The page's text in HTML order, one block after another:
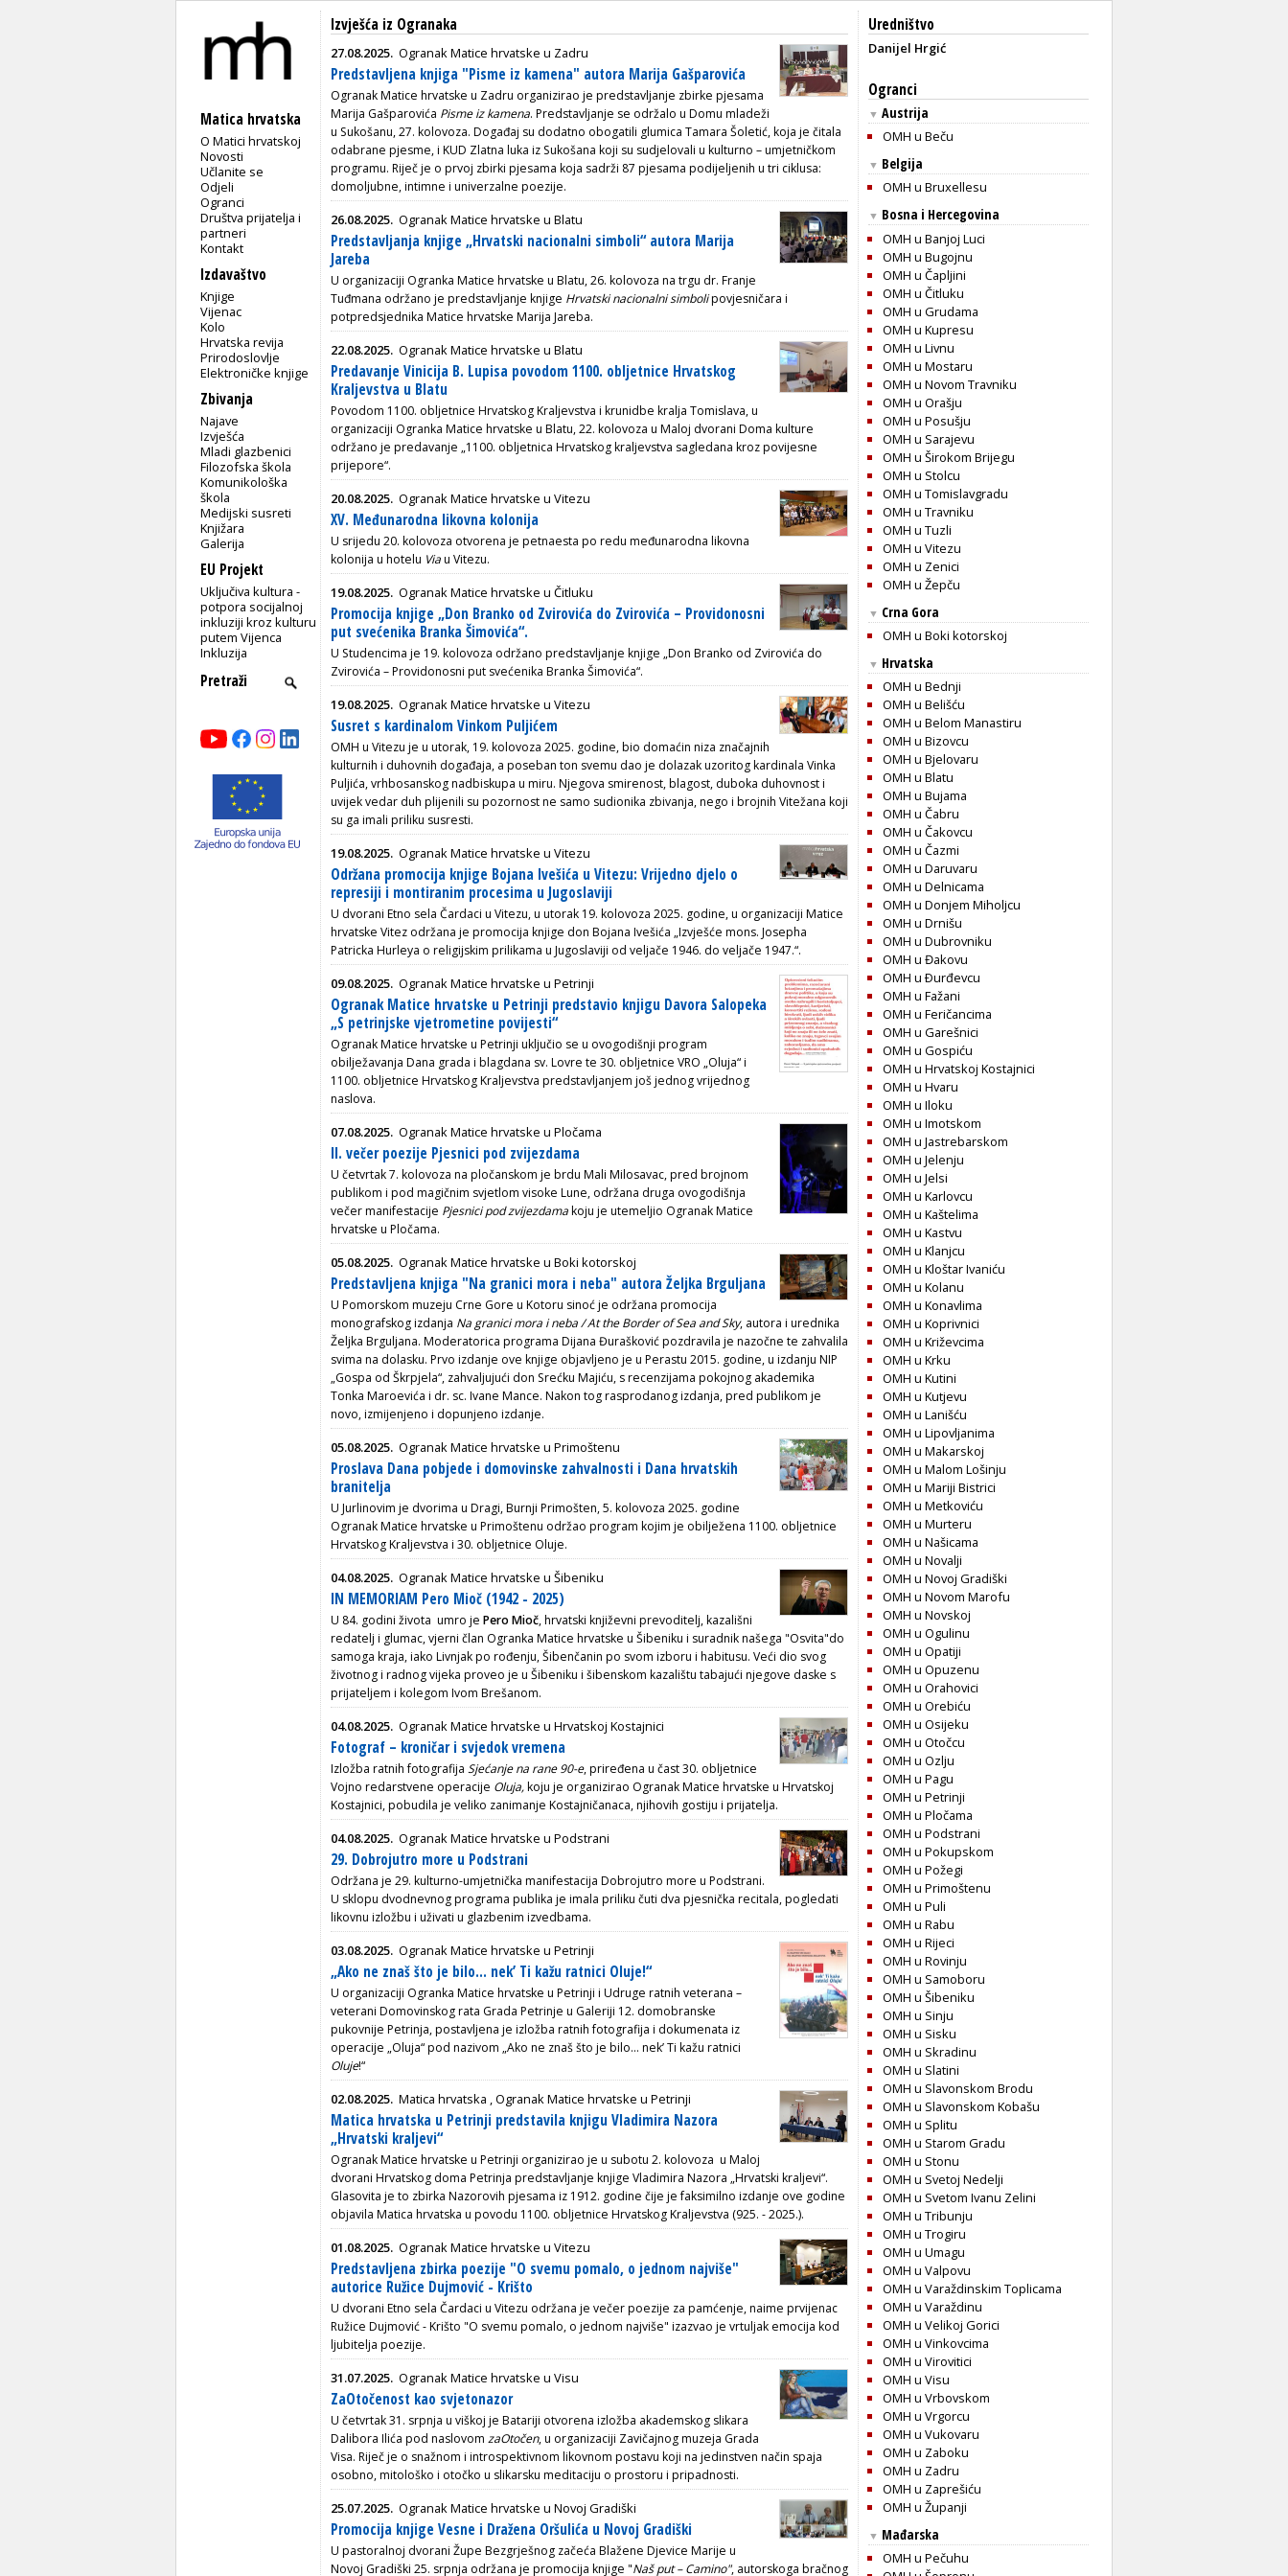
Matica hrvatska
O Matici hrvatskoj
Novosti
Učlanite se
Odjeli
Ogranci
Društva prijatelja i
partneri
Kontakt
Izdavaštvo
Knjige
Vijenac
Kolo
Hrvatska revija
Prirodoslovlje
Elektroničke knjige
Zbivanja
Najave
Izvješća
Mladi glazbenici
Filozofska škola
Komunikološka
škola
Medijski susreti
Knjižara
Galerija
EU Projekt
Uključiva kultura -
potpora socijalnoj
inkluziji kroz kulturu
putem Vijenca
Inkluzija
Izvješća iz Ogranaka
27.08.2025. Ogranak Matice hrvatske u Zadru
Predstavljena knjiga "Pisme iz kamena" autora Marija Gašparovića
Ogranak Matice hrvatske u Zadru organizirao je predstavljanje zbirke pjesama
Marija Gašparovića Pisme iz kamena. Predstavljanje se održalo u Domu mladeži
u Sukošanu, 27. kolovoza. Događaj su dodatno obogatili glumica Tamara Šoletić, koja je čitala
odabrane pjesme, i KUD Zlatna luka iz Sukošana koji su sudjelovali u kulturno – umjetničkom
programu. Riječ je o prvoj zbirki pjesama koja sadrži 87 pjesama podijeljenih u tri ciklusa:
domoljubne, intimne i univerzalne poezije.
26.08.2025. Ogranak Matice hrvatske u Blatu
Predstavljanja knjige „Hrvatski nacionalni simboli“ autora Marija
Jareba
U organizaciji Ogranka Matice hrvatske u Blatu, 26. kolovoza na trgu dr. Franje
Tuđmana održano je predstavljanje knjige Hrvatski nacionalni simbolipovjesničara i
potpredsjednika Matice hrvatske Marija Jareba.
22.08.2025. Ogranak Matice hrvatske u Blatu
Predavanje Vinicija B. Lupisa povodom 1100. obljetnice Hrvatskog
Kraljevstva u Blatu
Povodom 1100. obljetnice Hrvatskog Kraljevstva i krunidbe kralja Tomislava, u
organizaciji Ogranka Matice hrvatske u Blatu, 22. kolovoza u Maloj dvorani Doma kulture
održano je predavanje „1100. obljetnica Hrvatskog kraljevstva sagledana kroz povijesne
prijepore“.
20.08.2025. Ogranak Matice hrvatske u Vitezu
XV. Međunarodna likovna kolonija
U srijedu 20. kolovoza otvorena je petnaesta po redu međunarodna likovna
kolonija u hotelu Viau Vitezu.
19.08.2025. Ogranak Matice hrvatske u Čitluku
Promocija knjige „Don Branko od Zvirovića do Zvirovića – Providonosni
put svećenika Branka Šimovića“.
U Studencima je 19. kolovoza održano predstavljanje knjige „Don Branko od Zvirovića do
Zvirovića – Providonosni put svećenika Branka Šimovića“.
19.08.2025. Ogranak Matice hrvatske u Vitezu
Susret s kardinalom Vinkom Puljićem
OMH u Vitezu je u utorak, 19. kolovoza 2025. godine, bio domaćin niza značajnih
kulturnih i duhovnih događaja, a poseban ton svemu dao je dolazak uzoritog kardinala Vinka
Puljića, vrhbosanskog nadbiskupa u miru. Njegova smirenost, blagost, duboka duhovnost i
uvijek vedar duh plijenili su pozornost ne samo sudionika zbivanja, nego i brojnih Vitežana koji
su ga imali priliku susresti.
19.08.2025. Ogranak Matice hrvatske u Vitezu
Održana promocija knjige Bojana Ivešića u Vitezu: Vrijedno djelo o
represiji i montiranim procesima u Jugoslaviji
U dvorani Etno sela Čardaci u Vitezu, u utorak 19. kolovoza 2025. godine, u organizaciji Matice
hrvatske Vitez održana je promocija knjige don Bojana Ivešića „Izvješće mons. Josepha
Patricka Hurleya o religijskim prilikama u Jugoslaviji od veljače 1946. do veljače 1947.“.
09.08.2025. Ogranak Matice hrvatske u Petrinji
Ogranak Matice hrvatske u Petrinji predstavio knjigu Davora Salopeka
„S petrinjske vjetrometine povijesti“
Ogranak Matice hrvatske u Petrinji uključio se u ovogodišnji program
obilježavanja Dana grada i blagdana sv. Lovre te 30. obljetnice VRO „Oluja“ i
1100. obljetnice Hrvatskog Kraljevstva predstavljanjem još jednog vrijednog
naslova.
07.08.2025. Ogranak Matice hrvatske u Pločama
II. večer poezije Pjesnici pod zvijezdama
U četvrtak 7. kolovoza na pločanskom je brdu Mali Milosavac, pred brojnom
publikom i pod magičnim svjetlom visoke Lune, održana druga ovogodišnja
večer manifestacije Pjesnici pod zvijezdamakoju je utemeljio Ogranak Matice
hrvatske u Pločama.
05.08.2025. Ogranak Matice hrvatske u Boki kotorskoj
Predstavljena knjiga "Na granici mora i neba" autora Željka Brguljana
U Pomorskom muzeju Crne Gore u Kotoru sinoć je održana promocija
monografskog izdanja Na granici mora i neba / At the Border of Sea and Sky, autora i urednika
Željka Brguljana. Moderatorica programa Dijana Đurašković pozdravila je nazočne te zahvalila
svima na dolasku. Prvo izdanje ove knjige objavljeno je u Perastu 2015. godine, u izdanju NIP
„Gospa od Škrpjela“, zahvaljujući don Srećku Majiću, s recenzijama pokojnog akademika
Tonka Maroevića i dr. sc. Ivane Mance. Nakon tog rasprodanog izdanja, pred publikom je
novo, izmijenjeno i dopunjeno izdanje.
05.08.2025. Ogranak Matice hrvatske u Primoštenu
Proslava Dana pobjede i domovinske zahvalnosti i Dana hrvatskih
branitelja
U Jurlinovim je dvorima u Dragi, Burnji Primošten, 5. kolovoza 2025. godine
Ogranak Matice hrvatske u Primoštenu održao program kojim je obilježena 1100. obljetnice
Hrvatskog Kraljevstva i 30. obljetnice Oluje.
04.08.2025. Ogranak Matice hrvatske u Šibeniku
IN MEMORIAM Pero Mioč (1942 - 2025)
U 84. godini života umro je Pero Mioč, hrvatski književni prevoditelj, kazališni
redatelj i glumac, vjerni član Ogranka Matice hrvatske u Šibeniku i suradnik našega "Osvita"do
samoga kraja, iako Livnjak po rođenju, Šibenčanin po svom izboru i habitusu. Veći dio svog
životnog i radnog vijeka proveo je u Šibeniku i šibenskom kazalištu tabajući njegove daske s
prijateljem i kolegom Ivom Brešanom.
04.08.2025. Ogranak Matice hrvatske u Hrvatskoj Kostajnici
Fotograf – kroničar i svjedok vremena
Izložba ratnih fotografija Sjećanje na rane 90-e, priređena u čast 30. obljetnice
Vojno redarstvene operacije Oluja,koju je organizirao Ogranak Matice hrvatske u Hrvatskoj
Kostajnici, pobudila je veliko zanimanje Kostajničanaca, njihovih gostiju i prijatelja.
04.08.2025. Ogranak Matice hrvatske u Podstrani
29. Dobrojutro more u Podstrani
Održana je 29. kulturno-umjetnička manifestacija Dobrojutro more u Podstrani.
U sklopu dvodnevnog programa publika je imala priliku čuti dva pjesnička recitala, pogledati
likovnu izložbu i uživati u glazbenim izvedbama.
03.08.2025. Ogranak Matice hrvatske u Petrinji
„Ako ne znaš što je bilo… nek’ Ti kažu ratnici Oluje!“
U organizaciji Ogranka Matice hrvatske u Petrinji i Udruge ratnih veterana –
veterani Domovinskog rata Grada Petrinje u Galeriji 12. domobranske
pukovnije Petrinja, postavljena je izložba ratnih fotografija i dokumenata iz
operacije „Oluja“ pod nazivom „Ako ne znaš što je bilo… nek’ Ti kažu ratnici
Oluje!“
02.08.2025. Matica hrvatska ,Ogranak Matice hrvatske u Petrinji
Matica hrvatska u Petrinji predstavila knjigu Vladimira Nazora
„Hrvatski kraljevi“
Ogranak Matice hrvatske u Petrinji organizirao je u subotu 2. kolovoza u Maloj
dvorani Hrvatskog doma Petrinja predstavljanje knjige Vladimira Nazora „Hrvatski kraljevi“.
Glasovita je to zbirka Nazorovih pjesama iz 1912. godine čije je faksimilno izdanje ove godine
objavila Matica hrvatska u povodu 1100. obljetnice Hrvatskog Kraljevstva (925. - 2025.).
01.08.2025. Ogranak Matice hrvatske u Vitezu
Predstavljena zbirka poezije "O svemu pomalo, o jednom najviše"
autorice Ružice Dujmović - Krišto
U dvorani Etno sela Čardaci u Vitezu održana je večer poezije za pamćenje, naime prvijenac
Ružice Dujmović - Krišto "O svemu pomalo, o jednom najviše" izazvao je vrtuljak emocija kod
ljubitelja poezije.
31.07.2025. Ogranak Matice hrvatske u Visu
ZaOtočenost kao svjetonazor
U četvrtak 31. srpnja u viškoj je Batariji otvorena izložba akademskog slikara
Dalibora Ilića pod naslovom zaOtočen,u organizaciji Zavičajnog muzeja Grada
Visa. Riječ je o snažnom i introspektivnom likovnom postavu koji na jedinstven način spaja
osobno, mitološko i otočko u slikarsku meditaciju o prostoru i pripadnosti.
25.07.2025. Ogranak Matice hrvatske u Novoj Gradiški
Promocija knjige Vesne i Dražena Oršulića u Novoj Gradiški
U pastoralnoj dvorani Župe Bezgrješnog začeća Blažene Djevice Marije u
Novoj Gradiški 25. srpnja održana je promocija knjige "Naš put – Camino", autorskoga bračnog
Uredništvo
Danijel Hrgić
Ogranci
▼ Austrija
OMH u Beču
▼ Belgija
OMH u Bruxellesu
▼ Bosna i Hercegovina
OMH u Banjoj Luci
OMH u Bugojnu
OMH u Čapljini
OMH u Čitluku
OMH u Grudama
OMH u Kupresu
OMH u Livnu
OMH u Mostaru
OMH u Novom Travniku
OMH u Orašju
OMH u Posušju
OMH u Sarajevu
OMH u Širokom Brijegu
OMH u Stolcu
OMH u Tomislavgradu
OMH u Travniku
OMH u Tuzli
OMH u Vitezu
OMH u Zenici
OMH u Žepču
▼ Crna Gora
OMH u Boki kotorskoj
▼ Hrvatska
OMH u Bednji
OMH u Belišću
OMH u Belom Manastiru
OMH u Bizovcu
OMH u Bjelovaru
OMH u Blatu
OMH u Bujama
OMH u Čabru
OMH u Čakovcu
OMH u Čazmi
OMH u Daruvaru
OMH u Delnicama
OMH u Donjem Miholjcu
OMH u Drnišu
OMH u Dubrovniku
OMH u Đakovu
OMH u Ðurđevcu
OMH u Fažani
OMH u Feričancima
OMH u Garešnici
OMH u Gospiću
OMH u Hrvatskoj Kostajnici
OMH u Hvaru
OMH u Iloku
OMH u Imotskom
OMH u Jastrebarskom
OMH u Jelenju
OMH u Jelsi
OMH u Karlovcu
OMH u Kaštelima
OMH u Kastvu
OMH u Klanjcu
OMH u Kloštar Ivaniću
OMH u Kolanu
OMH u Konavlima
OMH u Koprivnici
OMH u Križevcima
OMH u Krku
OMH u Kutini
OMH u Kutjevu
OMH u Lanišću
OMH u Lipovljanima
OMH u Makarskoj
OMH u Malom Lošinju
OMH u Mariji Bistrici
OMH u Metkoviću
OMH u Murteru
OMH u Našicama
OMH u Novalji
OMH u Novoj Gradiški
OMH u Novom Marofu
OMH u Novskoj
OMH u Ogulinu
OMH u Opatiji
OMH u Opuzenu
OMH u Orahovici
OMH u Orebiću
OMH u Osijeku
OMH u Otočcu
OMH u Ozlju
OMH u Pagu
OMH u Petrinji
OMH u Pločama
OMH u Podstrani
OMH u Pokupskom
OMH u Požegi
OMH u Primoštenu
OMH u Puli
OMH u Rabu
OMH u Rijeci
OMH u Rovinju
OMH u Samoboru
OMH u Šibeniku
OMH u Sinju
OMH u Sisku
OMH u Skradinu
OMH u Slatini
OMH u Slavonskom Brodu
OMH u Slavonskom Kobašu
OMH u Splitu
OMH u Starom Gradu
OMH u Stonu
OMH u Svetoj Nedelji
OMH u Svetom Ivanu Zelini
OMH u Tribunju
OMH u Trogiru
OMH u Umagu
OMH u Valpovu
OMH u Varaždinskim Toplicama
OMH u Varaždinu
OMH u Velikoj Gorici
OMH u Vinkovcima
OMH u Virovitici
OMH u Visu
OMH u Vrbovskom
OMH u Vrgorcu
OMH u Vukovaru
OMH u Zaboku
OMH u Zadru
OMH u Zaprešiću
OMH u Županji
▼ Mađarska
OMH u Pečuhu